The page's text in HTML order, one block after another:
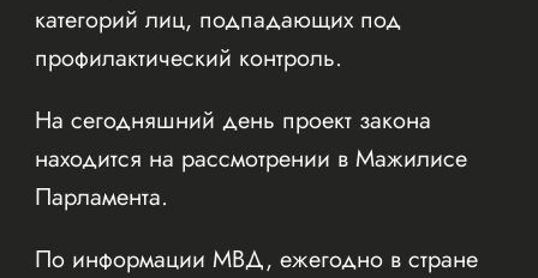
категорий лиц, подпадающих под
профилактический контроль.
На сегодняшний день проект закона
находится на рассмотрении в Мажилисе
Парламента.
По информации МВД, ежегодно в стране